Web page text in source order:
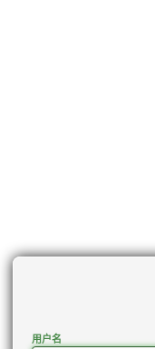
用户名